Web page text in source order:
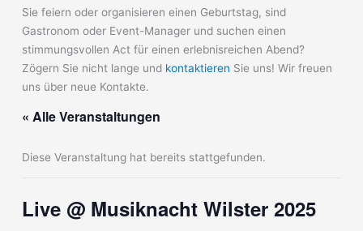
Sie feiern oder organisieren einen Geburtstag, sind
Gastronom oder Event-Manager und suchen einen
stimmungsvollen Act für einen erlebnisreichen Abend?
Zögern Sie nicht lange und kontaktieren Sie uns! Wir freuen
uns über neue Kontakte.
« Alle Veranstaltungen
Diese Veranstaltung hat bereits stattgefunden.
Live @ Musiknacht Wilster 2025